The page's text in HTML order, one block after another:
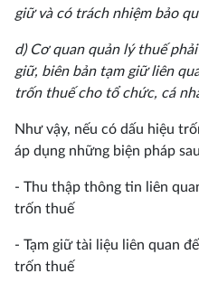
giữ và có trách nhiệm bảo
d) Cơ quan quản lý thuế
giữ, biên bản tạm giữ liên
trốn thuế cho tổ chức, cá
Như vậy, nếu có dấu hiệu
áp dụng những biện pháp
- Thu thập thông tin liên
trốn thuế
- Tạm giữ tài liệu liên quan
trốn thuế